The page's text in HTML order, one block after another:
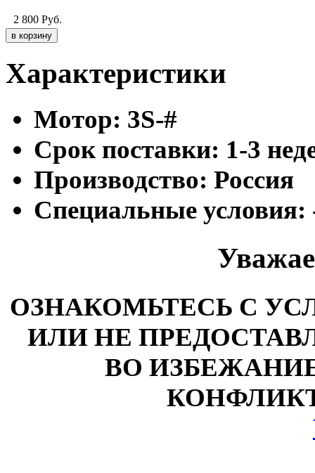
2 800 Руб.
Характеристики
Мотор: 3S-#
Cрок поставки: 1-3
Производство: Россия
Специальные условия:
ОЗНАКОМЬТЕСЬ С
ИЛИ НЕ
ВО